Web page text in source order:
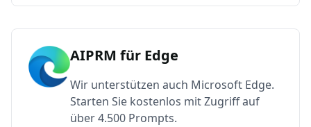
AIPRM für Edge
Wir unterstützen auch Microsoft Edge.
Starten Sie kostenlos mit Zugriff auf
über 4.500 Prompts.